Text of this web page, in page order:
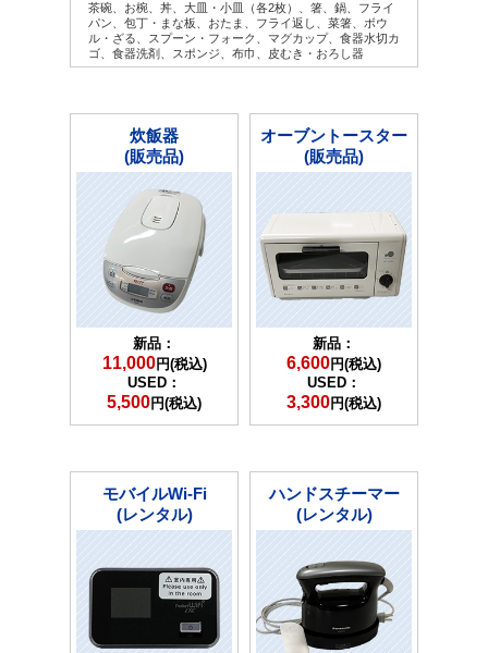
茶碗、お椀、丼、大皿・小皿（各2枚）、箸、鍋、フライ
パン、包丁・まな板、おたま、フライ返し、菜箸、ボウ
ル・ざる、スプーン・フォーク、マグカップ、食器水切カ
ゴ、食器洗剤、スポンジ、布巾、皮むき・おろし器
炊飯器
(販売品)
新品：
11,000円(税込)
USED：
5,500円(税込)
オーブントースター
(販売品)
新品：
6,600円(税込)
USED：
3,300円(税込)
モバイルWi-Fi
(レンタル)
ハンドスチーマー
(レンタル)